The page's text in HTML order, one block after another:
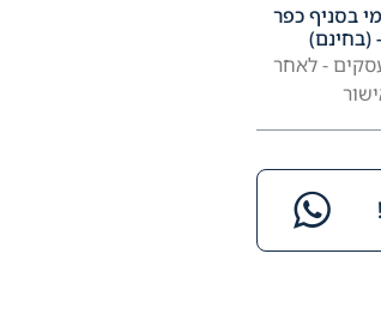
בסניף כפר
(בחינם)
עסקים - לאחר